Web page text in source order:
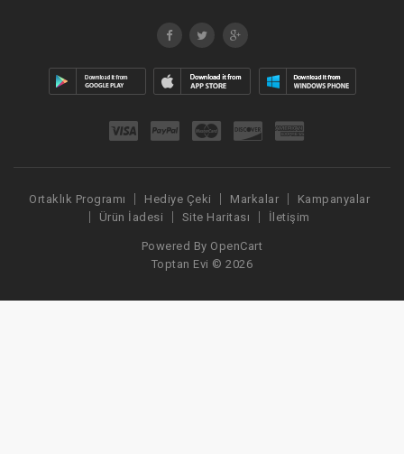
Ortaklık Programı Hediye Çeki Markalar
Kampanyalar
Ürün İadesi
Site Haritası İletişim
Powered By OpenCart
Toptan Evi © 2026